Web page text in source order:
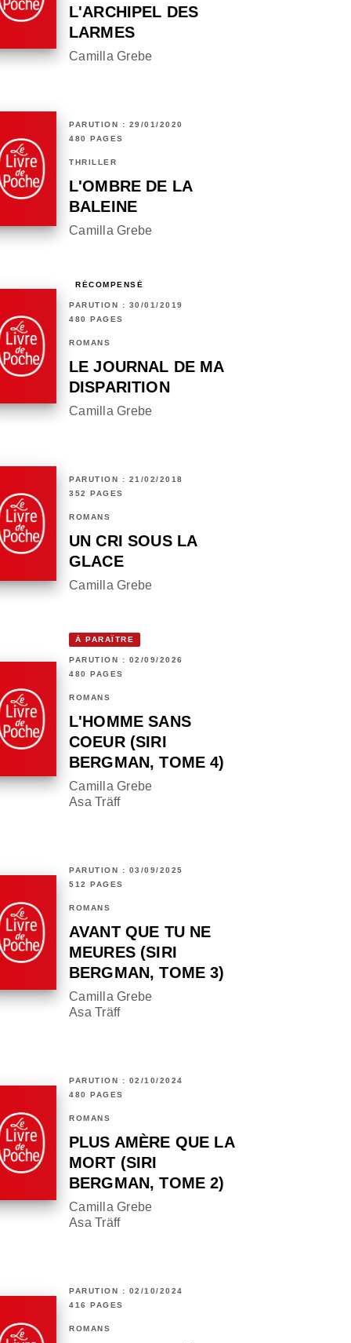
L'ARCHIPEL DES
LARMES
Camilla Grebe
PARUTION : 29/01/2020
480 PAGES
THRILLER
L'OMBRE DE LA
BALEINE
Camilla Grebe
RÉCOMPENSÉ
PARUTION : 30/01/2019
480 PAGES
ROMANS
LE JOURNAL DE MA
DISPARITION
Camilla Grebe
PARUTION : 21/02/2018
352 PAGES
ROMANS
UN CRI SOUS LA
GLACE
Camilla Grebe
À PARAÎTRE
PARUTION : 02/09/2026
480 PAGES
ROMANS
L'HOMME SANS
COEUR (SIRI
BERGMAN, TOME 4)
Camilla Grebe
Asa Träff
PARUTION : 03/09/2025
512 PAGES
ROMANS
AVANT QUE TU NE
MEURES (SIRI
BERGMAN, TOME 3)
Camilla Grebe
Asa Träff
PARUTION : 02/10/2024
480 PAGES
ROMANS
PLUS AMÈRE QUE LA
MORT (SIRI
BERGMAN, TOME 2)
Camilla Grebe
Asa Träff
PARUTION : 02/10/2024
416 PAGES
ROMANS